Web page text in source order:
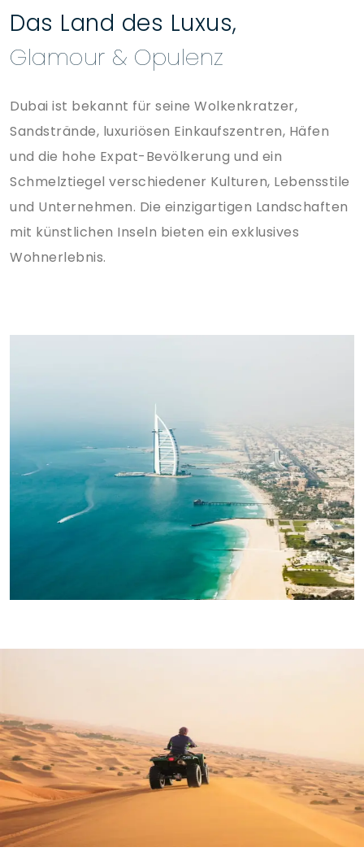
Das Land des Luxus,
Glamour & Opulenz
Dubai ist bekannt für seine Wolkenkratzer,
Sandstrände, luxuriösen Einkaufszentren, Häfen
und die hohe Expat-Bevölkerung und ein
Schmelztiegel verschiedener Kulturen, Lebensstile
und Unternehmen. Die einzigartigen Landschaften
mit künstlichen Inseln bieten ein exklusives
Wohnerlebnis.